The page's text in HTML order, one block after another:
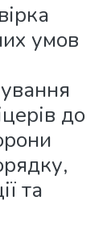
умов
до
та